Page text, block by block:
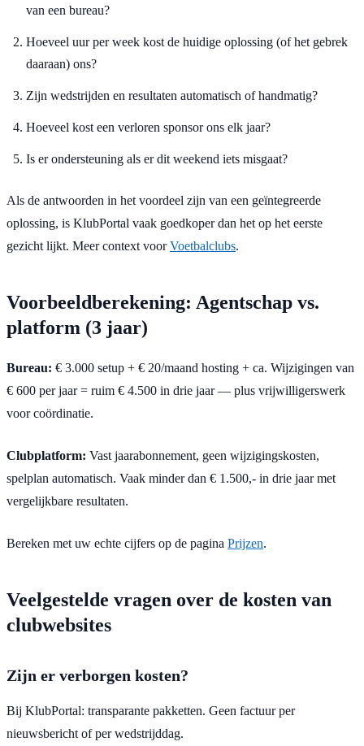
van een bureau?
Hoeveel uur per week kost de huidige oplossing (of het gebrek
daaraan) ons?
Zijn wedstrijden en resultaten automatisch of handmatig?
Hoeveel kost een verloren sponsor ons elk jaar?
Is er ondersteuning als er dit weekend iets misgaat?
Als de antwoorden in het voordeel zijn van een geïntegreerde
oplossing, is KlubPortal vaak goedkoper dan het op het eerste
gezicht lijkt. Meer context voorVoetbalclubs.
Voorbeeldberekening: Agentschap vs.
platform (3 jaar)
Bureau: € 3.000 setup + € 20/maand hosting + ca. Wijzigingen van
€ 600 per jaar = ruim € 4.500 in drie jaar — plus vrijwilligerswerk
voor coördinatie.
Clubplatform: Vast jaarabonnement, geen wijzigingskosten,
spelplan automatisch. Vaak minder dan € 1.500,- in drie jaar met
vergelijkbare resultaten.
Bereken met uw echte cijfers op de pagina Prijzen.
Veelgestelde vragen over de kosten van
clubwebsites
Zijn er verborgen kosten?
Bij KlubPortal: transparante pakketten. Geen factuur per
nieuwsbericht of per wedstrijddag.